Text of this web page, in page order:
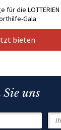
für die LOTTERIEN
Gala
bieten
Sie uns